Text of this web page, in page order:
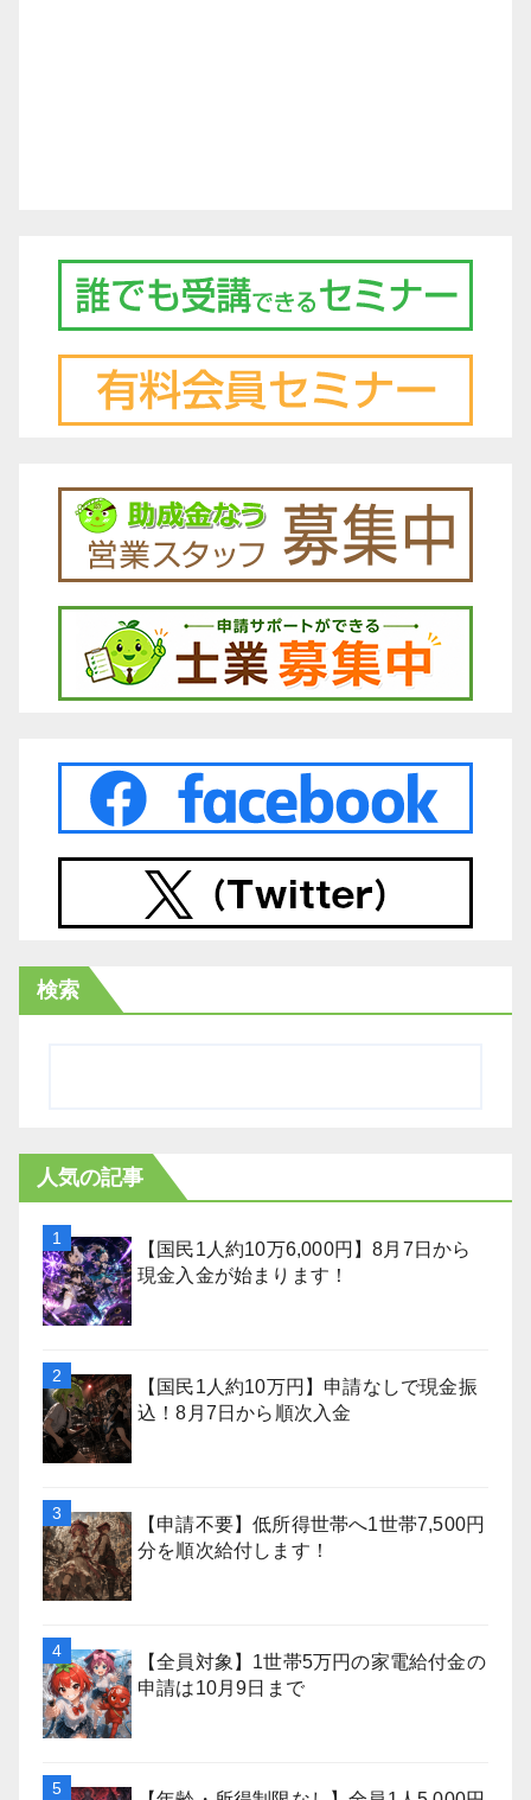
検索
人気の記事
【国民1人約10万6,000円】8月7日から
現金入金が始まります！
【国民1人約10万円】申請なしで現金振
込！8月7日から順次入金
【申請不要】低所得世帯へ1世帯7,500円
分を順次給付します！
【全員対象】1世帯5万円の家電給付金の
申請は10月9日まで